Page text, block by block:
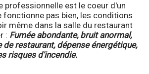
professionnelle est le coeur d'un
fonctionne pas bien, les conditions
même dans la salle du restaurant
: Fumée abondante, bruit anormal,
de restaurant, dépense énergétique,
risques d'incendie.